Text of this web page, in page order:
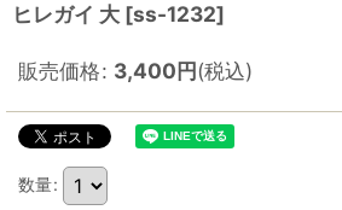
ヒレガイ 大 [ss-1232]
販売価格: 3,400円(税込)
数量: